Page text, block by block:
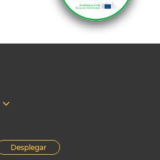
Desplegar